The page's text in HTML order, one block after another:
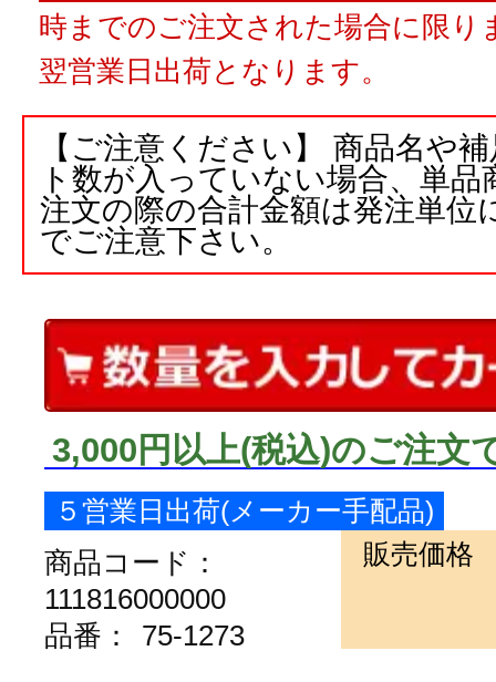
時までのご注文された場合に限り
翌営業日出荷となります。
【ご注意ください】 商品名や
ト数が入っていない場合、単
注文の際の合計金額は発注単位
でご注意下さい。
3,000円以上(税込)のご注文
５営業日出荷(メーカー手配品)
商品コード：
111816000000
品番：
75-1273
販売価格